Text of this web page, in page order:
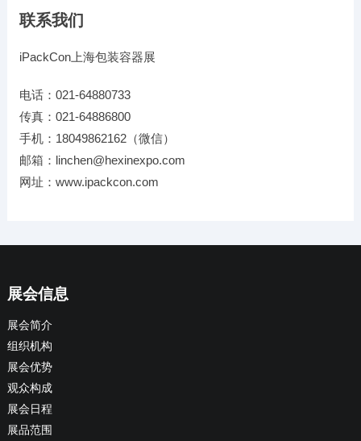
联系我们
iPackCon上海包装容器展
电话：021-64880733
传真：021-64886800
手机：18049862162（微信）
邮箱：linchen@hexinexpo.com
网址：www.ipackcon.com
展会信息
展会简介
组织机构
展会优势
观众构成
展会日程
展品范围